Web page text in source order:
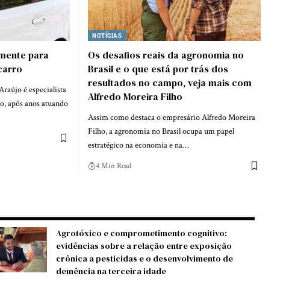
para
é especialista
após anos atuando
NOTÍCIAS
Os desafios reais da agronomia no
Brasil e o que está por trás dos
resultados no campo, veja mais com
Alfredo Moreira Filho
Assim como destaca o empresário Alfredo Moreira
Filho, a agronomia no Brasil ocupa um papel
estratégico na economia e na…
4 Min Read
Agrotóxico e comprometimento cognitivo:
evidências sobre a relação entre exposição
crônica a pesticidas e o desenvolvimento de
demência na terceira idade